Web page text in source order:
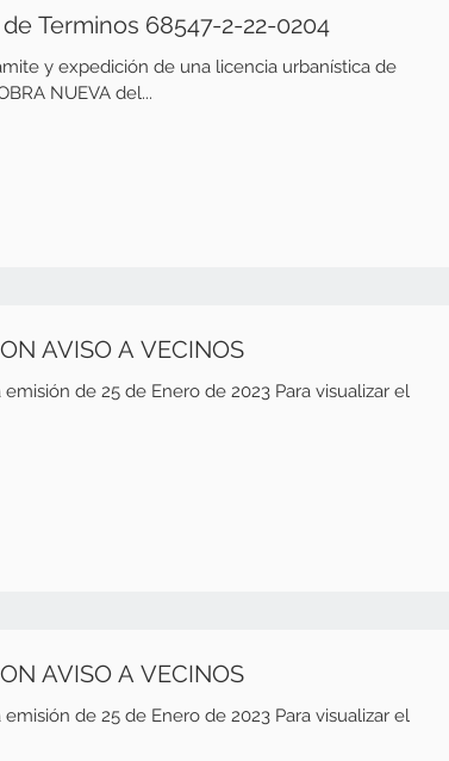
Terminos 68547-2-22-0204
y expedición de una licencia urbanística de
NUEVA del...
AVISO A VECINOS
visualizar el
AVISO A VECINOS
visualizar el